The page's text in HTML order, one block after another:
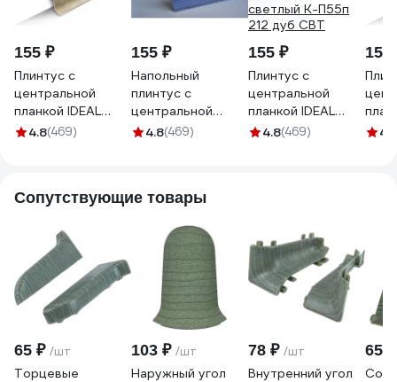
155 ₽
Плинтус с
центральной
планкой IDEAL
Классик 55 мм, 2.2
4.8(469)
155 ₽
Напольный
плинтус с
центральной
планкой IDEAL
4.8(469)
155 ₽
Плинтус с
центральной
планкой IDEAL
Классик 55 мм, 2.2
4.8(469)
155
4.8
Сопутствующие товары
65 ₽ /шт
Торцевые
103 ₽ /шт
Наружный угол
78 ₽ /шт
Внутренний угол
65